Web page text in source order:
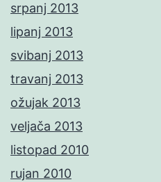
srpanj 2013
lipanj 2013
svibanj 2013
travanj 2013
ožujak 2013
veljača 2013
listopad 2010
rujan 2010